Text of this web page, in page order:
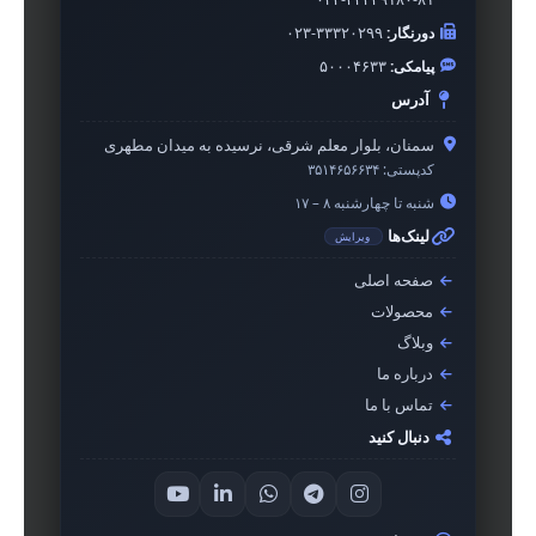
دورنگار:۰۲۳-۳۳۳۲۰۲۹۹
پیامکی:۵۰۰۰۴۶۳۳
آدرس
سمنان، بلوار معلم شرقی، نرسیده به میدان مطهری
کدپستی: ۳۵۱۴۶۵۶۶۳۴
شنبه تا چهارشنبه ۸ – ۱۷
لینک‌ها ویرایش
صفحه اصلی
محصولات
وبلاگ
درباره ما
تماس با ما
دنبال کنید